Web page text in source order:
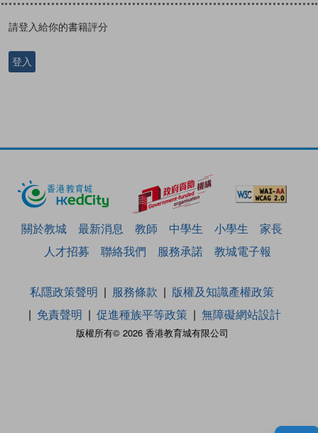
請登入給你的書籍評分
登入
關於教城 最新消息 教師 中學生 小學生
家長
人才招募
聯絡我們 服務承諾 教城電子報
版權所有© 2026 香港教育城有限公司
私隱政策聲明 服務條款
版權及知識產權政策
免責聲明
促進種族平等政策 無障礙網站設計